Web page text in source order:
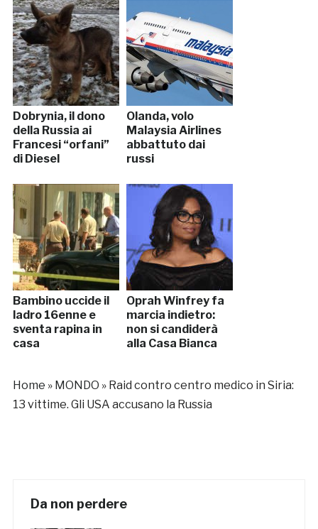
Dobrynia, il dono
della Russia ai
Francesi “orfani”
di Diesel
Olanda, volo
Malaysia Airlines
abbattuto dai
russi
Bambino uccide il
ladro 16enne e
sventa rapina in
casa
Oprah Winfrey fa
marcia indietro:
non si candiderà
alla Casa Bianca
Home » MONDO » Raid contro centro medico in Siria:
13 vittime. Gli USA accusano la Russia
Da non perdere